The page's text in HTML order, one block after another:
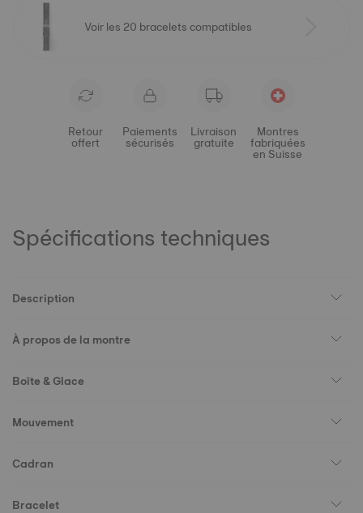
Voir les 20 bracelets compatibles
Retour
offert
Paiements
sécurisés
Livraison
gratuite
Montres
fabriquées
en Suisse
Spécifications techniques
Description
À propos de la montre
Boîte & Glace
Mouvement
Cadran
Bracelet